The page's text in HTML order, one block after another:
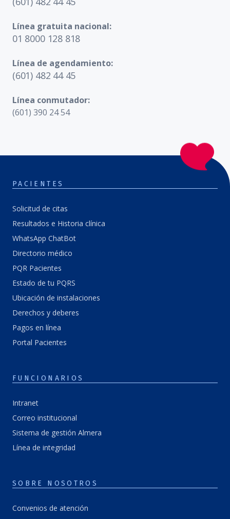
Línea gratuita nacional:
01 8000 128 818
Línea de agendamiento:
(601) 482 44 45
Línea conmutador:
(601) 390 24 54
PACIENTES
Solicitud de citas
Resultados e Historia clínica
WhatsApp ChatBot
Directorio médico
PQR Pacientes
Estado de tu PQRS
Ubicación de instalaciones
Derechos y deberes
Pagos en línea
Portal Pacientes
FUNCIONARIOS
Intranet
Correo institucional
Sistema de gestión Almera
Línea de integridad
SOBRE NOSOTROS
Convenios de atención